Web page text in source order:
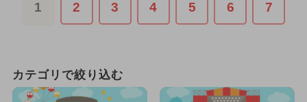
1 2 3 4 5 6 7
カテゴリで絞り込む